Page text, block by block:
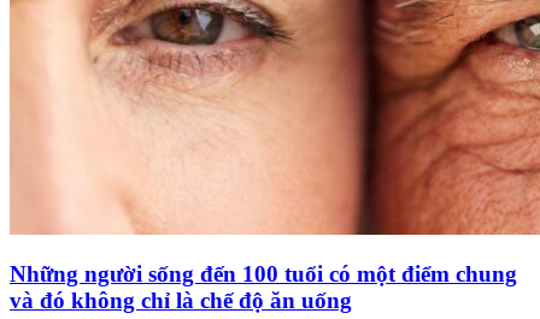
Những người sống đến 100 tuổi có một điểm chung
và đó không chỉ là chế độ ăn uống